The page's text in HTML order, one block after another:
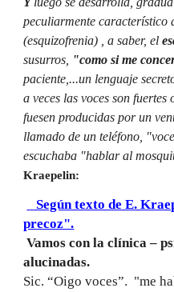
peculiarmente característico
(esquizofrenia) , a saber, el
susurros, "como si me
paciente,...un lenguaje
a veces las voces son
fuesen producidas por un
llamado de un teléfono,
escuchaba "hablar al
Kraepelin:
Según texto de E.
precoz".
Vamos con la clínica –
alucinadas.
Sic. “Oigo voces”. "me